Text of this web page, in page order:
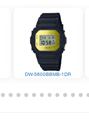
DW-5600BBMB-1DR